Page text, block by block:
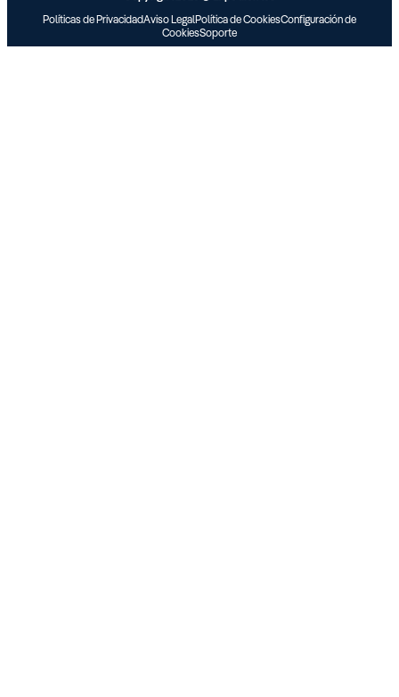
Políticas de PrivacidadAviso LegalPolítica de CookiesConfiguración de
CookiesSoporte